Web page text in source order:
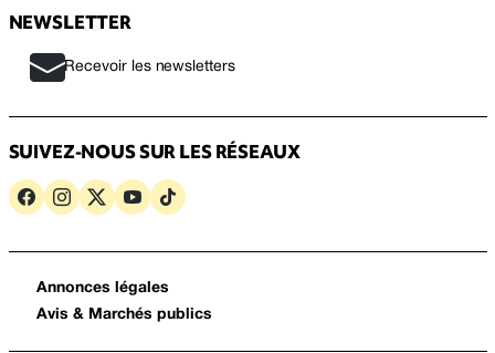
NEWSLETTER
Recevoir les newsletters
SUIVEZ-NOUS SUR LES RÉSEAUX
Annonces légales
Avis & Marchés publics